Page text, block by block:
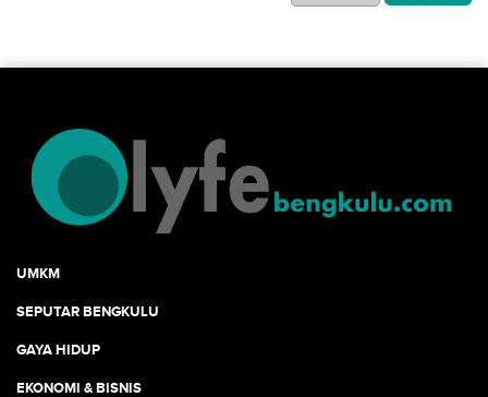
UMKM
SEPUTAR BENGKULU
GAYA HIDUP
EKONOMI & BISNIS